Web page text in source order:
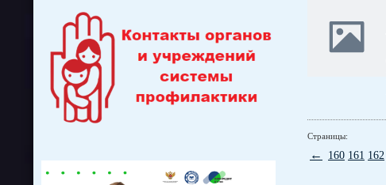
Страницы:
← 160 161 162